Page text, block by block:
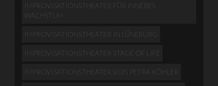
IMPROVISATIONSTHEATER FÜR INNERES
WACHSTUM
IMPROVISATIONSTHEATER IN LÜNEBURG
IMPROVISATIONSTHEATER STAGE OF LIFE
IMPROVISATIONSTHEATER VON PETRA KÖHLER